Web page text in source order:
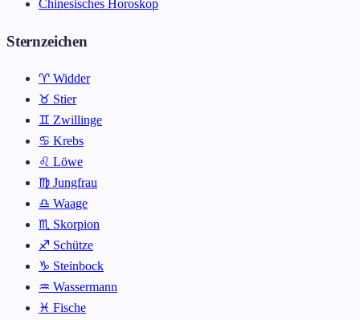
Chinesisches Horoskop
Sternzeichen
♈ Widder
♉ Stier
♊ Zwillinge
♋ Krebs
♌ Löwe
♍ Jungfrau
♎ Waage
♏ Skorpion
♐ Schütze
♑ Steinbock
♒ Wassermann
♓ Fische